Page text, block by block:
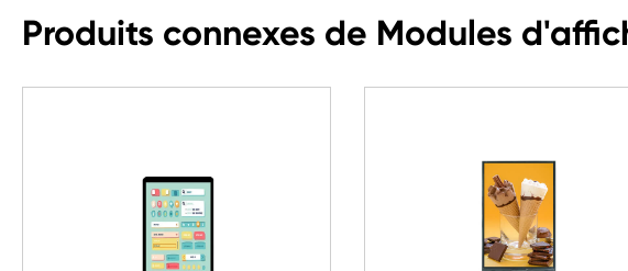
Produits connexes de Modules